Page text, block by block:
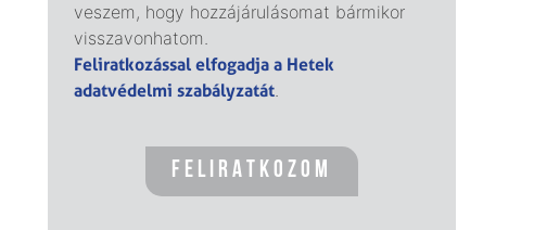
veszem, hogy hozzájárulásomat bármikor
visszavonhatom.
Feliratkozással elfogadja a Hetek
adatvédelmi szabályzatát.